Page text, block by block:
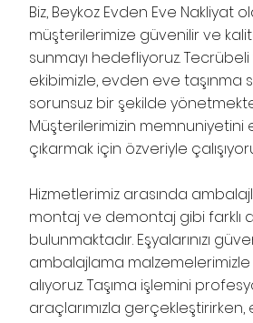
Biz, Beykoz Evden Eve Nakliyat
müşterilerimize güvenilir ve
sunmayı hedefliyoruz.
ekibimizle, evden eve taşınma
sorunsuz bir şekilde
Müşterilerimizin memnuniyetini
çıkarmak için özveriyle
Hizmetlerimiz arasında
montaj ve demontaj gibi farklı
bulunmaktadır. Eşyalarınızı
ambalajlama malzemelerimizle
alıyoruz. Taşıma işlemini
araçlarımızla gerçekleştirirken,